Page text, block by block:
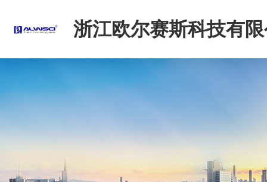
浙江欧尔赛斯科技有